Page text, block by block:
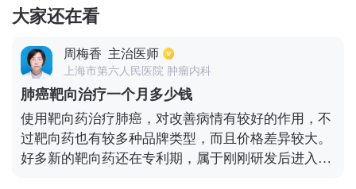
大家还在看
周梅香 主治医师
上海市第六人民医院 肿瘤内科
肺癌靶向治疗一个月多少钱
使用靶向药治疗肺癌，对改善病情有较好的作用，不
过靶向药也有较多种品牌类型，而且价格差异较大。
好多新的靶向药还在专利期，属于刚刚研发后进入临